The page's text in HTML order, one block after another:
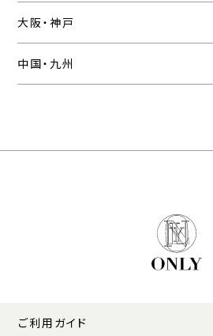
大阪・神戸
中国・九州
ご利用ガイド